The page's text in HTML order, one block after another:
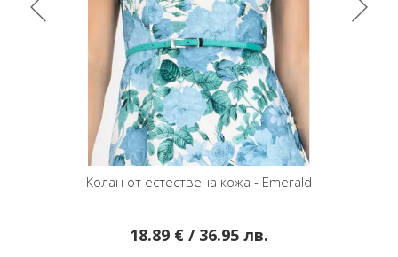
от естествена кожа - Emerald
18.89 € / 36.95 лв.
Колан от